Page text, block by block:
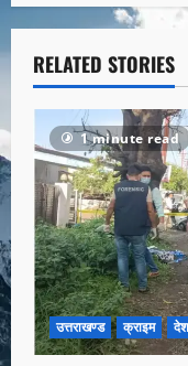
RELATED STORIES
1 minute read
उत्तराखण्ड क्राइम